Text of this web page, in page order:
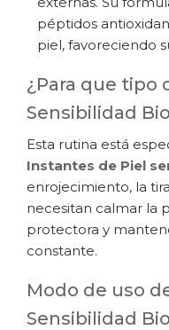
péptidos
piel, favoreciendo
¿Para que tipo
Sensibilidad
Esta rutina está
Instantes de Piel
enrojecimiento, la
necesitan calmar la
protectora y
constante.
Modo de uso
Sensibilidad